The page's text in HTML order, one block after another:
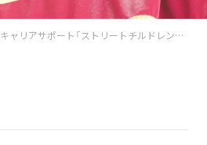
キャリアサポート「ストリートチルドレンに